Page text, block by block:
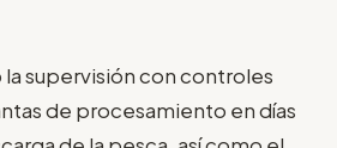
supervisión con controles
de procesamiento en días